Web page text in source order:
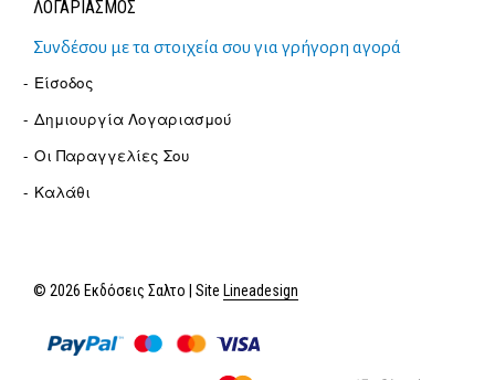
ΛΟΓΑΡΙΑΣΜΟΣ
Συνδέσου με τα στοιχεία σου για γρήγορη αγορά
Είσοδος
Δημιουργία Λογαριασμού
Οι Παραγγελίες Σου
Καλάθι
© 2026 Εκδόσεις Σαλτο | Site Lineadesign